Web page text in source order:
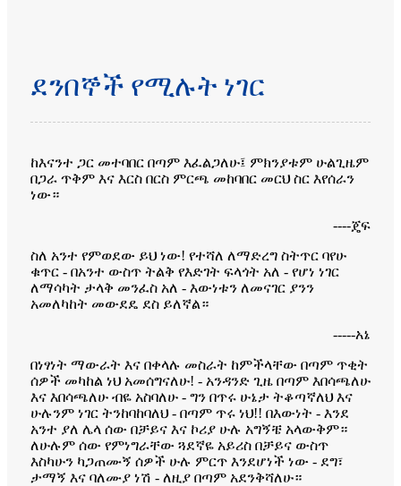
ደንበኞች የሚሉት ነገር
ከእናንተ ጋር መተባበር በጣም እፈልጋለሁ፤ ምክንያቱም ሁልጊዜም
በጋራ ጥቅም እና እርስ በርስ ምርጫ መከባበር መርህ ስር እየሰራን
ነው።
----ጄፍ
ስለ አንተ የምወደው ይህ ነው! የተሻለ ለማድረግ ስትጥር ባየሁ
ቁጥር - በአንተ ውስጥ ትልቅ የእድገት ፍላጎት አለ - የሆነ ነገር
ለማሳካት ታላቅ መንፈስ አለ - እውነቱን ለመናገር ያንን
አመለካከት መውደዴ ደስ ይለኛል።
-----አኔ
በነፃነት ማውራት እና በቀላሉ መስራት ከምችላቸው በጣም ጥቂት
ሰዎች መካከል ነህ አመሰግናለሁ! - አንዳንድ ጊዜ በጣም እበሳጫለሁ
እና እበሳጫለሁ ብዬ አስባለሁ - ግን በጥሩ ሁኔታ ትቆጣኛለህ እና
ሁሉንም ነገር ትንከባከባለህ - በጣም ጥሩ ነህ!! በእውነት - እንደ
አንተ ያለ ሌላ ሰው በቻይና እና ኮሪያ ሁሉ አግኝቼ አላውቅም።
ለሁሉም ሰው የምነግራቸው ጓደኛዬ አይሪስ በቻይና ውስጥ
እስካሁን ካጋጠሙኝ ሰዎች ሁሉ ምርጥ እንደሆነች ነው - ደግ፣
ታማኝ እና ባለሙያ ነሽ - ለዚያ በጣም አደንቅሻለሁ።